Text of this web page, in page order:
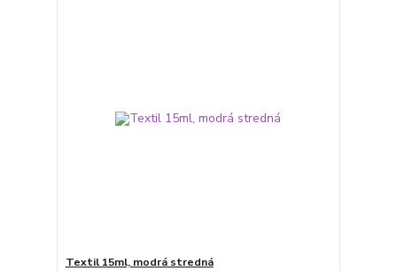
Textil 15ml, modrá stredná